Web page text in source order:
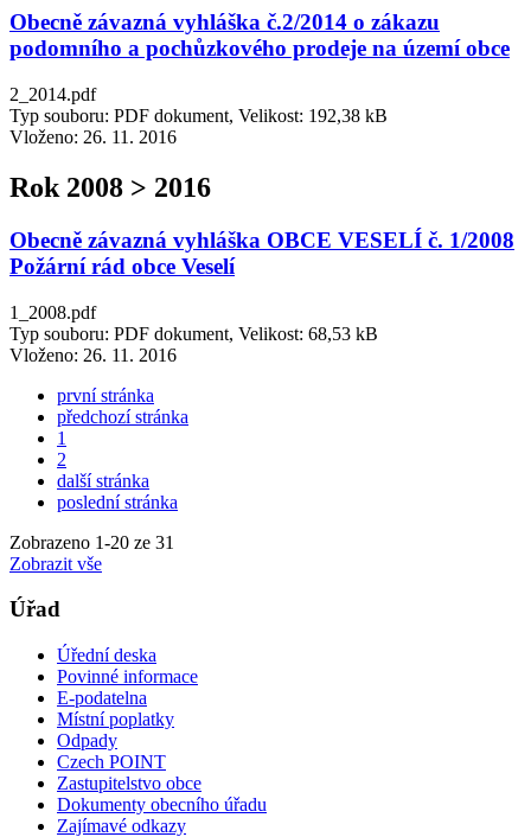
Obecně závazná vyhláška č.2/2014 o zákazu
podomního a pochůzkového prodeje na území obce
2_2014.pdf
Typ souboru: PDF dokument, Velikost: 192,38 kB
Vloženo: 26. 11. 2016
Rok 2008 > 2016
Obecně závazná vyhláška OBCE VESELÍ č. 1/2008
Požární rád obce Veselí
1_2008.pdf
Typ souboru: PDF dokument, Velikost: 68,53 kB
Vloženo: 26. 11. 2016
první stránka
předchozí stránka
1
2
další stránka
poslední stránka
Zobrazeno 1-20 ze 31
Zobrazit vše
Úřad
Úřední deska
Povinné informace
E-podatelna
Místní poplatky
Odpady
Czech POINT
Zastupitelstvo obce
Dokumenty obecního úřadu
Zajímavé odkazy